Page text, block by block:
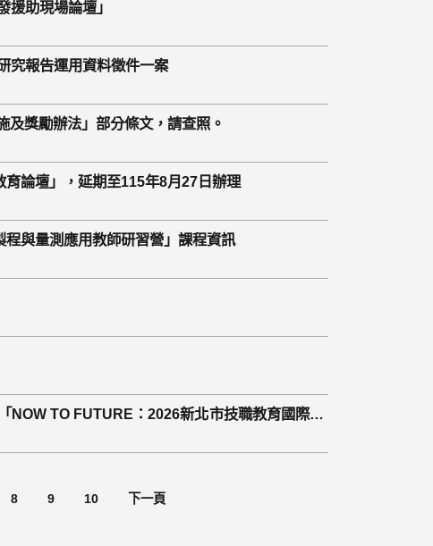
援助現場論壇」
究報告運用資料徵件一案
及獎勵辦法」部分條文，請查照。
育論壇」，延期至115年8月27日辦理
程與量測應用教師研習營」課程資訊
NOW TO FUTURE：2026新北市技職教育國際研
8 9 10 下一頁